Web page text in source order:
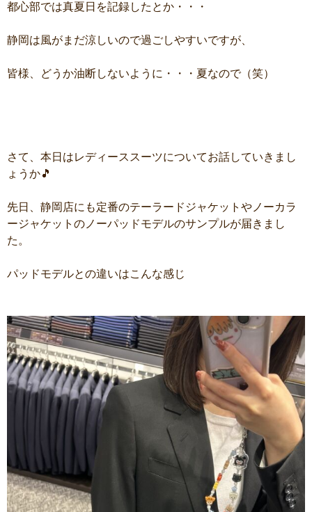
都心部では真夏日を記録したとか・・・
静岡は風がまだ涼しいので過ごしやすいですが、
皆様、どうか油断しないように・・・夏なので（笑）
さて、本日はレディーススーツについてお話していきまし
ょうか🎵
先日、静岡店にも定番のテーラードジャケットやノーカラ
ージャケットのノーパッドモデルのサンプルが届きまし
た。
パッドモデルとの違いはこんな感じ